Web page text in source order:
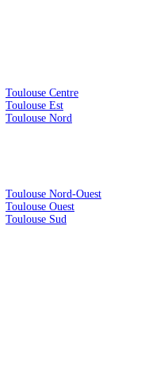
Toulouse Centre
Toulouse Est
Toulouse Nord
Toulouse Nord-Ouest
Toulouse Ouest
Toulouse Sud